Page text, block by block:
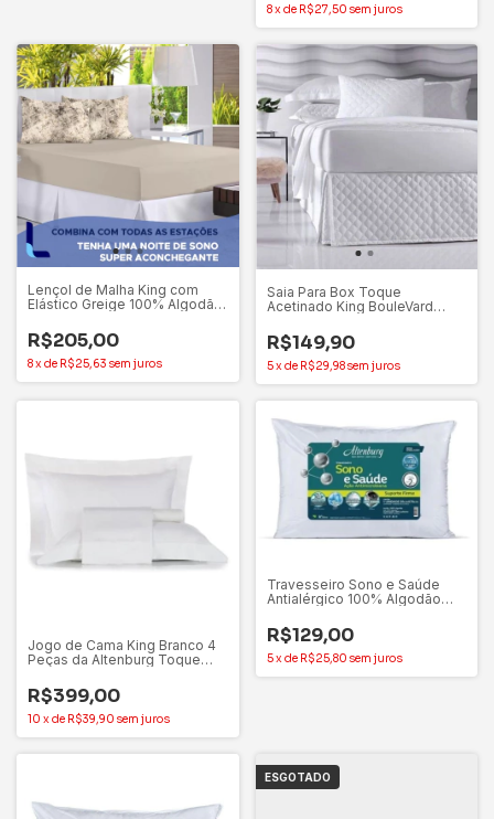
8xde R$27,50 sem juros
Lençol de Malha King com
Elástico Greige 100% Algodão
R$205,00
8x de R$25,63 sem juros
Saia Para Box Toque
Acetinado King BouleVard
R$149,90
5xde R$29,98sem juros
Jogo de Cama King Branco 4
Peças da Altenburg Toque
R$399,00
10 xde R$39,90 sem juros
Travesseiro Sono e Saúde
Antialérgico 100% Algodão
R$129,00
5xde R$25,80 sem juros
ESGOTADO